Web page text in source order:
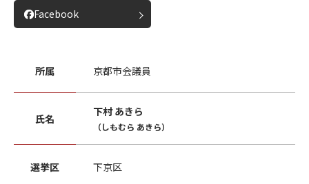
Facebook
所属 京都市会議員
氏名
下村 あきら
（しもむら あきら）
選挙区 下京区